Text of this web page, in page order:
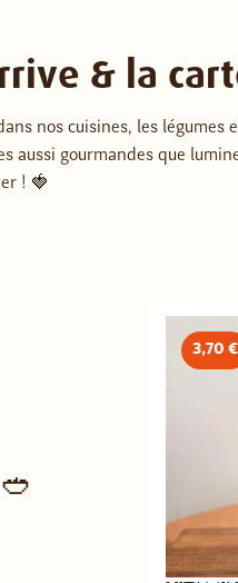
& la
nos cuisines, les
aussi gourmandes que
! 🍓
3,70 €